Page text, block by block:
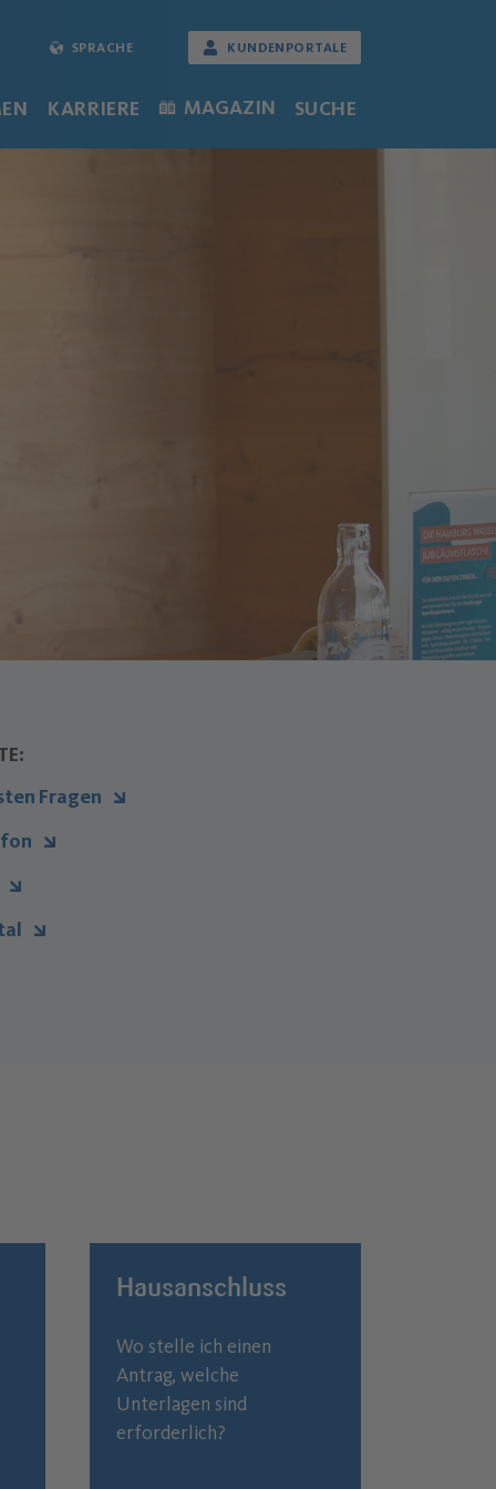
KARRIERE MAGAZIN SUCHE
SPRACHE KUNDENPORTALE
Fragen
Hausanschluss
Wo stelle ich einen
Antrag, welche
Unterlagen sind
erforderlich?